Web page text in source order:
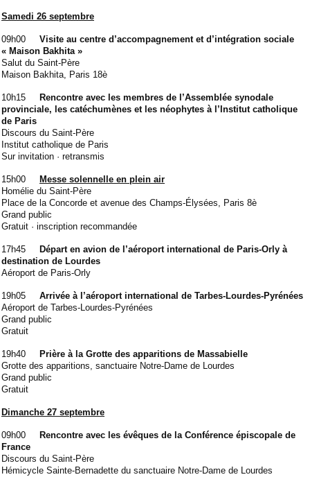
Samedi 26 septembre
09h00 Visite au centre d’accompagnement et d’intégration sociale
« Maison Bakhita »
Salut du Saint-Père
Maison Bakhita, Paris 18è
10h15
Rencontre avec les membres de l’Assemblée synodale
provinciale, les catéchumènes et les néophytes à l’Institut catholique
de Paris
Discours du Saint-Père
Institut catholique de Paris
Sur invitation · retransmis
15h00
Messe solennelle en plein air
Homélie du Saint-Père
Place de la Concorde et avenue des Champs-Élysées, Paris 8è
Grand public
Gratuit · inscription recommandée
17h45
Départ en avion de l’aéroport international de Paris-Orly à
destination de Lourdes
Aéroport de Paris-Orly
19h05 Arrivée à l’aéroport international de Tarbes-Lourdes-Pyrénées
Aéroport de Tarbes-Lourdes-Pyrénées
Grand public
Gratuit
19h40
Prière à la Grotte des apparitions de Massabielle
Grotte des apparitions, sanctuaire Notre-Dame de Lourdes
Grand public
Gratuit
Dimanche 27 septembre
09h00
Rencontre avec les évêques de la Conférence épiscopale de
France
Discours du Saint-Père
Hémicycle Sainte-Bernadette du sanctuaire Notre-Dame de Lourdes